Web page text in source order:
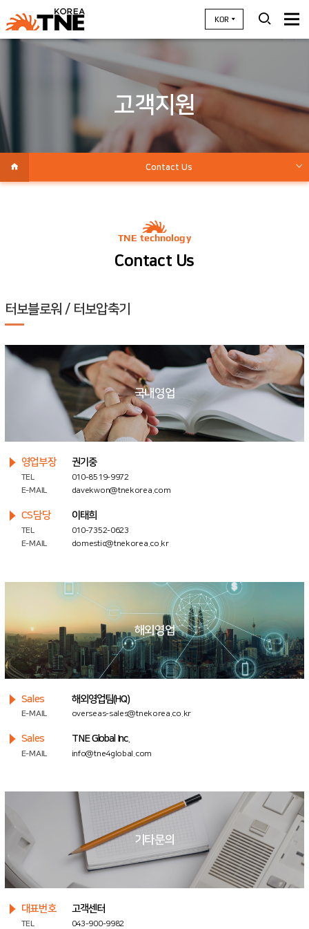
KOR
고객지원
Contact Us
TNE technology
Contact Us
터보블로워 / 터보압축기
국내영업
영업부장 권기중
TEL
010-8519-9972
E-MAIL
davekwon@tnekorea.com
CS담당 이태희
TEL
010-7352-0623
E-MAIL
domestic@tnekorea.co.kr
해외영업
Sales 해외영업팀(HQ)
E-MAIL overseas-sales@tnekorea.co.kr
Sales TNE Global Inc.
E-MAIL info@tne4global.com
기타문의
대표번호 고객센터
TEL 043-900-9982